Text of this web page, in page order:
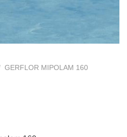
GERFLOR MIPOLAM 160